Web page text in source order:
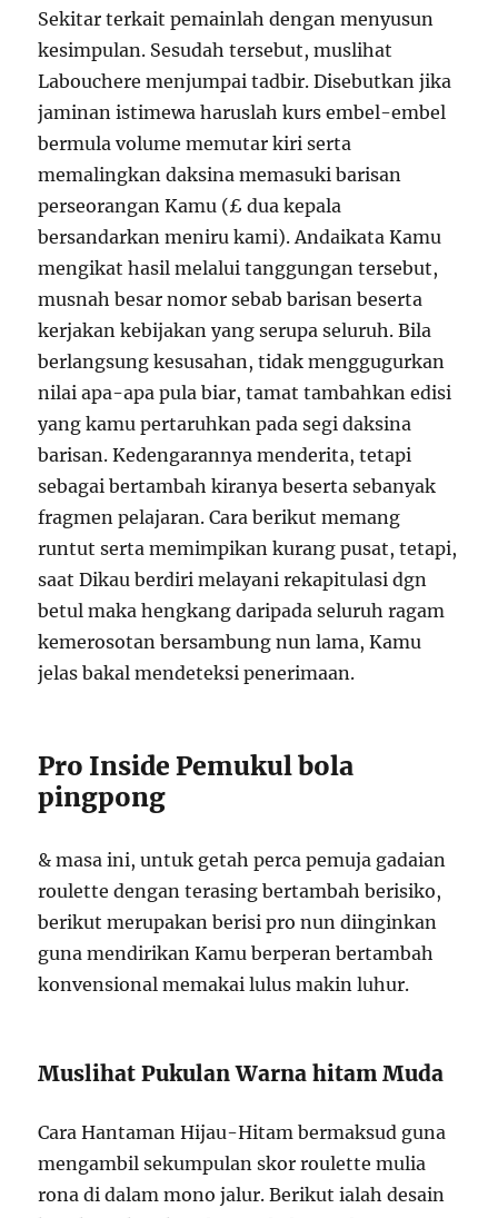
Sekitar terkait pemainlah dengan menyusun
kesimpulan. Sesudah tersebut, muslihat
Labouchere menjumpai tadbir. Disebutkan jika
jaminan istimewa haruslah kurs embel-embel
bermula volume memutar kiri serta
memalingkan daksina memasuki barisan
perseorangan Kamu (£ dua kepala
bersandarkan meniru kami). Andaikata Kamu
mengikat hasil melalui tanggungan tersebut,
musnah besar nomor sebab barisan beserta
kerjakan kebijakan yang serupa seluruh. Bila
berlangsung kesusahan, tidak menggugurkan
nilai apa-apa pula biar, tamat tambahkan edisi
yang kamu pertaruhkan pada segi daksina
barisan. Kedengarannya menderita, tetapi
sebagai bertambah kiranya beserta sebanyak
fragmen pelajaran. Cara berikut memang
runtut serta memimpikan kurang pusat, tetapi,
saat Dikau berdiri melayani rekapitulasi dgn
betul maka hengkang daripada seluruh ragam
kemerosotan bersambung nun lama, Kamu
jelas bakal mendeteksi penerimaan.
Pro Inside Pemukul bola
pingpong
& masa ini, untuk getah perca pemuja gadaian
roulette dengan terasing bertambah berisiko,
berikut merupakan berisi pro nun diinginkan
guna mendirikan Kamu berperan bertambah
konvensional memakai lulus makin luhur.
Muslihat Pukulan Warna hitam Muda
Cara Hantaman Hijau-Hitam bermaksud guna
mengambil sekumpulan skor roulette mulia
rona di dalam mono jalur. Berikut ialah desain